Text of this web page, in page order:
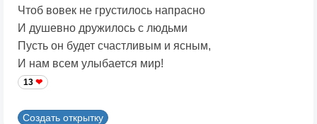
Чтоб вовек не грустилось напрасно
И душевно дружилось с людьми
Пусть он будет счастливым и ясным,
И нам всем улыбается мир!
13
Создать открытку